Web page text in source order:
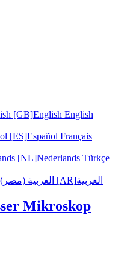
[GB]English English
[ES]Español Français
[NL]Nederlands Türkçe
العربية (مصر) العربية [AR]العربية
Mikroskop